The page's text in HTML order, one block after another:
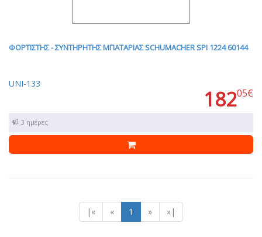
ΦΟΡΤΙΣΤΗΣ - ΣΥΝΤΗΡΗΤΗΣ ΜΠΑΤΑΡΙΑΣ SCHUMACHER SPI 1224 60144
UNI-133
18205€
1 - 3 ημέρες
|« « 1 » »|